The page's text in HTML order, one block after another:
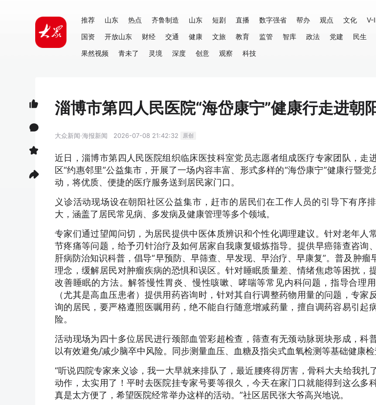
推荐 山东 热点 齐鲁制造 山东 短剧 直播 数字强省 帮办 观点 文化
V-
国资
开放山东 财经 交通 健康 文旅 教育 监管 智库 政法 党建
民生
果然视频
青未了 灵境 深度 创意 观察 科技
淄博市第四人民医院“海岱康宁”健康行走进朝
大众新闻·海报新闻 2026-07-08 21:42:32 原创
近日，淄博市第四人民医院组织临床医技科室党员志愿者组成医疗专家团队，走
区“约惠邻里”公益集市，开展了一场内容丰富、形式多样的“海岱康宁”健康行暨党
动，将优质、便捷的医疗服务送到居民家门口。
义诊活动现场设在朝阳社区公益集市，赶市的居民们在工作人员的引导下有序
大，涵盖了居民常见病、多发病及健康管理等多个领域。
专家们通过望闻问切，为居民提供中医体质辨识和个性化调理建议。针对老年人
节疼痛等问题，给予刃针治疗及如何居家自我康复锻炼指导。提供早癌筛查咨询
肝病防治知识科普，倡导“早预防、早筛查、早发现、早治疗、早康复”。普及肿瘤
理念，缓解居民对肿瘤疾病的恐惧和误区。针对睡眠质量差、情绪焦虑等困扰，
改善睡眠的方法。解答慢性胃炎、慢性咳嗽、哮喘等常见内科问题，指导合理
（尤其是高血压患者）提供用药咨询时，针对其自行调整药物用量的问题，专家
询的居民，要严格遵照医嘱用药，绝不能自行随意增减药量，擅自调药容易引起
险。
活动现场为四十多位居民进行颈部血管彩超检查，筛查有无颈动脉斑块形成，科
以有效避免/减少脑卒中风险。同步测量血压、血糖及指尖式血氧检测等基础健康检
“听说四院专家来义诊，我一大早就来排队了，最近腰疼得厉害，骨科大夫给我扎
动作，太实用了！平时去医院挂专家号要等很久，今天在家门口就能得到这么多
真是太方便了，希望医院经常举办这样的活动。”社区居民张大爷高兴地说。